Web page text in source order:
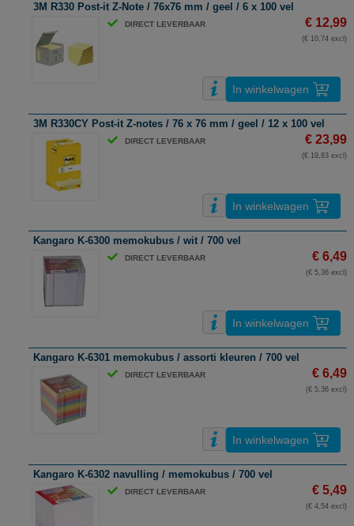
3M R330 Post-it Z-Note / 76x76 mm / geel / 6 x 100 vel
DIRECT LEVERBAAR € 12,99
(€ 10,74 excl)
In winkelwagen
3M R330CY Post-it Z-notes / 76 x 76 mm / geel / 12 x 100 vel
DIRECT LEVERBAAR € 23,99
(€ 19,83 excl)
In winkelwagen
Kangaro K-6300 memokubus / wit / 700 vel
DIRECT LEVERBAAR € 6,49
(€ 5,36 excl)
In winkelwagen
Kangaro K-6301 memokubus / assorti kleuren / 700 vel
DIRECT LEVERBAAR € 6,49
(€ 5,36 excl)
In winkelwagen
Kangaro K-6302 navulling / memokubus / 700 vel
DIRECT LEVERBAAR € 5,49
(€ 4,54 excl)